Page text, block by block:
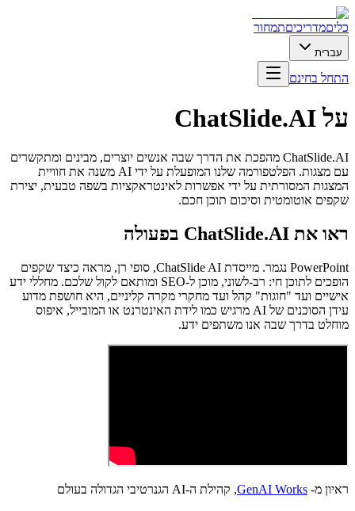
כליםמדריכיםתמחור
עברית
התחל בחינם
על ChatSlide.AI
ChatSlide.AI מהפכת את הדרך שבה אנשים יוצרים, מבינים ומתקשרים
עם מצגות. הפלטפורמה שלנו המופעלת על ידי AI משנה את חוויית
המצגות המסורתית על ידי אפשרות לאינטראקציות בשפה טבעית, יצירת
שקפים אוטומטית וסיכום תוכן חכם.
ראו את ChatSlide.AI בפעולה
PowerPoint נגמר. מייסדת ChatSlide AI, סופי רן, מראה כיצד שקפים
הופכים לתוכן חי: רב-לשוני, מוכן ל-SEO ומותאם לקול שלכם. מחללי ידע
אישיים ועד "חוגות" קהל ועד מחקרי מקרה קליניים, היא חושפת מדוע
עידן הסוכנים של AI מרגיש כמו לידת האינטרנט או המובייל, איפוס
מוחלט בדרך שבה אנו משתפים ידע.
ראיון מ- GenAI Works, קהילת ה-AI הגנרטיבי הגדולה בעולם